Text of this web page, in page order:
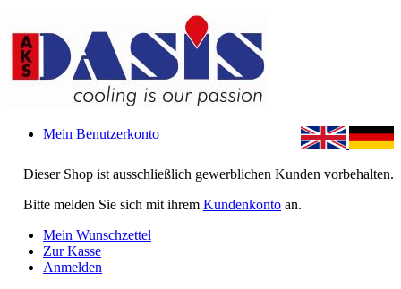
Dieser Shop ist ausschließlich gewerblichen Kunden vorbehalten.
Bitte melden Sie sich mit ihrem Kundenkonto an.
Mein Benutzerkonto
Mein Wunschzettel
Zur Kasse
Anmelden